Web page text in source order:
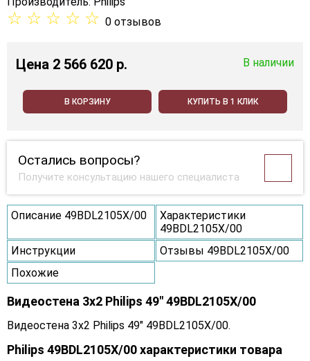
☆ ☆ ☆ ☆ ☆ 0 отзывов
Цена 2 566 620 p. В наличии
В КОРЗИНУ КУПИТЬ В 1 КЛИК
Остались вопросы?
Получите консультацию нашего специалиста
Описание 49BDL2105X/00
Характеристики
49BDL2105X/00
Инструкции
Отзывы 49BDL2105X/00
Похожие
Видеостена 3x2 Philips 49" 49BDL2105X/00
Видеостена 3x2 Philips 49" 49BDL2105X/00.
Philips 49BDL2105X/00 характеристики товара